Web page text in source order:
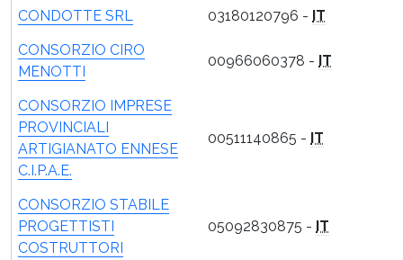
CONDOTTE SRL
03180120796 - IT
CONSORZIO CIRO
MENOTTI
00966060378 - IT
CONSORZIO IMPRESE
PROVINCIALI
ARTIGIANATO ENNESE
C.I.P.A.E.
00511140865 - IT
CONSORZIO STABILE
PROGETTISTI
COSTRUTTORI
05092830875 - IT